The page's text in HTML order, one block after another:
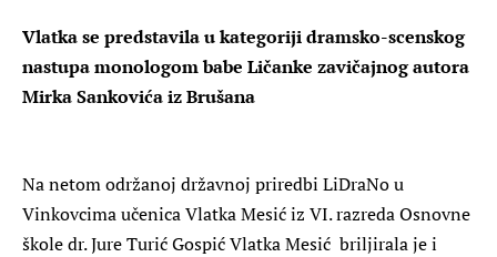
Vlatka se predstavila u kategoriji dramsko-scenskog
nastupa monologom babe Ličanke zavičajnog autora
Mirka Sankovića iz Brušana
Na netom održanoj državnoj priredbi LiDraNo u
Vinkovcima učenica Vlatka Mesić iz VI. razreda Osnovne
škole dr. Jure Turić Gospić Vlatka Mesić briljirala je i